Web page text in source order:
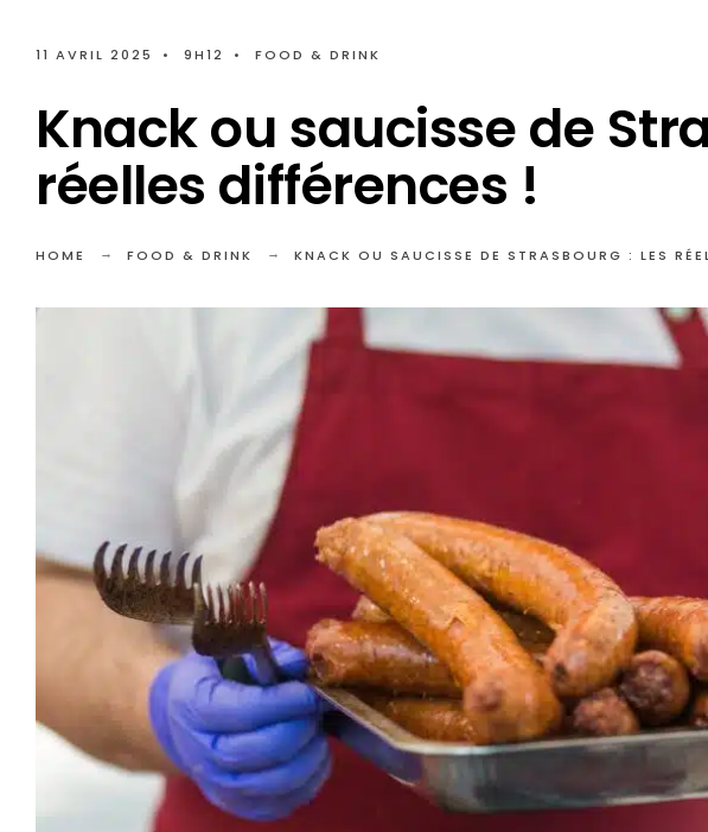
11 AVRIL 2025 • 9H12 • FOOD & DRINK
Knack ou saucisse de
réelles différences !
HOME FOOD & DRINK KNACK OU SAUCISSE DE STRASBOURG : LES